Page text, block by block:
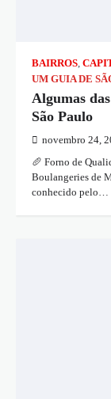
BAIRROS,
UM GUIA DE
Algumas
São Paulo
novembro 24,
🥖 Forno de
Boulangeries de
conhecido pelo…